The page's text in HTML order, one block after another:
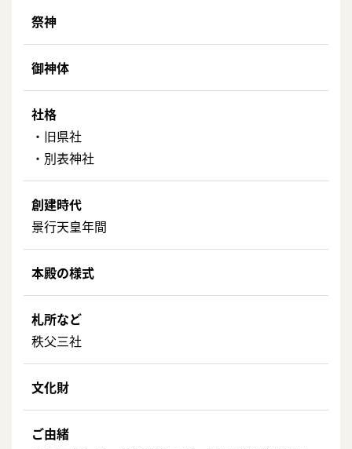
祭神
御神体
社格
・旧県社
・別表神社
創建時代
景行天皇年間
本殿の様式
札所など
秩父三社
文化財
ご由緒